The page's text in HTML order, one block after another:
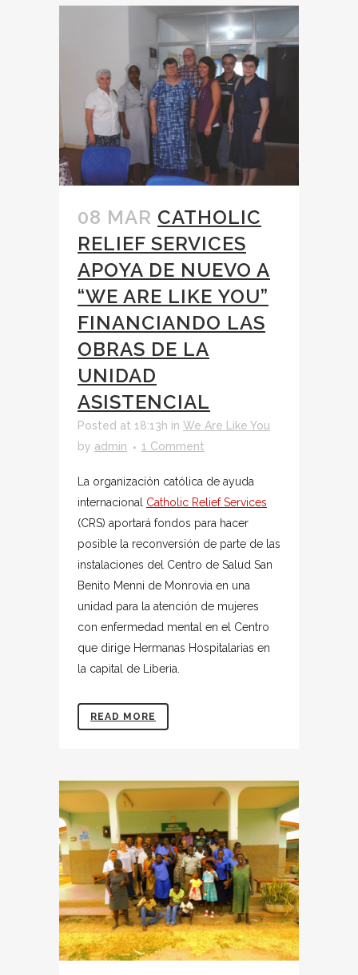
08 MAR CATHOLIC
RELIEF SERVICES
APOYA DE NUEVO A
“WE ARE LIKE YOU”
FINANCIANDO LAS
OBRAS DE LA
UNIDAD
ASISTENCIAL
Posted at 18:13h in We Are Like You
by admin 1 Comment
La organización católica de ayuda
internacional Catholic Relief Services
(CRS) aportará fondos para hacer
posible la reconversión de parte de las
instalaciones del Centro de Salud San
Benito Menni de Monrovia en una
unidad para la atención de mujeres
con enfermedad mental en el Centro
que dirige Hermanas Hospitalarias en
la capital de Liberia.
READ MORE